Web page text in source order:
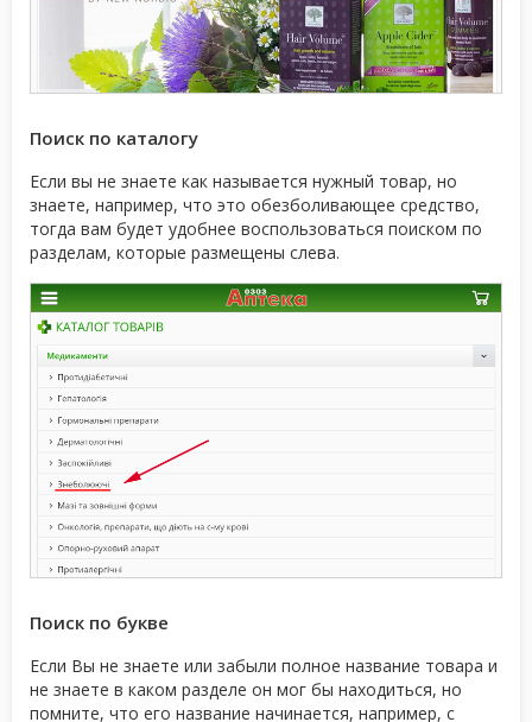
Поиск по каталогу
Если вы не знаете как называется нужный товар, но
знаете, например, что это обезболивающее средство,
тогда вам будет удобнее воспользоваться поиском по
разделам, которые размещены слева.
Поиск по букве
Если Вы не знаете или забыли полное название товара и
не знаете в каком разделе он мог бы находиться, но
помните, что его название начинается, например, с